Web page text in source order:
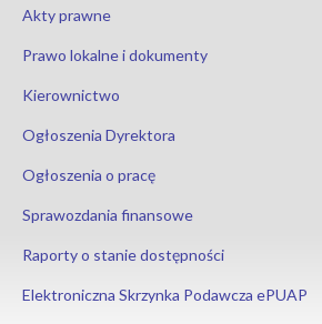
Akty prawne
Prawo lokalne i dokumenty
Kierownictwo
Ogłoszenia Dyrektora
Ogłoszenia o pracę
Sprawozdania finansowe
Raporty o stanie dostępności
Elektroniczna Skrzynka Podawcza ePUAP